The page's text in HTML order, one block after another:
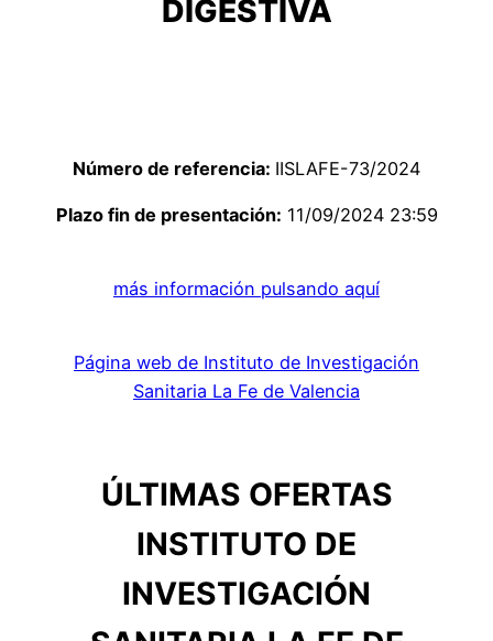
DIGESTIVA
Número de referencia: IISLAFE-73/2024
Plazo fin de presentación: 11/09/2024 23:59
más información pulsando aquí
Página web de Instituto de Investigación
Sanitaria La Fe de Valencia
ÚLTIMAS OFERTAS
INSTITUTO DE
INVESTIGACIÓN